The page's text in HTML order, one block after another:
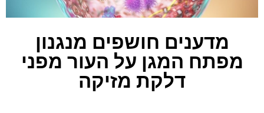
מדענים חושפים מנגנון
מפתח המגן על העור מפני
דלקת מזיקה